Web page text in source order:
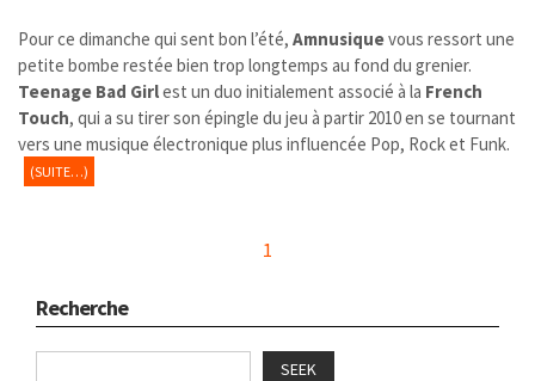
Pour ce dimanche qui sent bon l’été, Amnusiquevous ressort une
petite bombe restée bien trop longtemps au fond du grenier.
Teenage Bad Girlest un duo initialement associé à la French
Touch, qui a su tirer son épingle du jeu à partir 2010 en se tournant
vers une musique électronique plus influencée Pop, Rock et Funk.
(SUITE…)
1
Recherche
SEEK